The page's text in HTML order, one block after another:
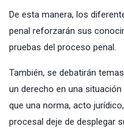
De esta manera, los
penal reforzarán sus
pruebas del proceso penal.
También, se debatirán
un derecho en una
que una norma, acto
procesal deje de desplegar